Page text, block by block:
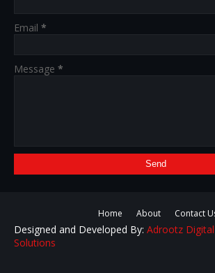
Email *
Message *
Home About Contact
Designed and Developed By: Adrootz
Solutions